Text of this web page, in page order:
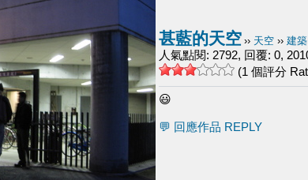
甚藍的天空 ›› 天空 ›› 建築
人氣點閱: 2792, 回覆: 0,
(1 個評分
😃
💬 回應作品 REPLY